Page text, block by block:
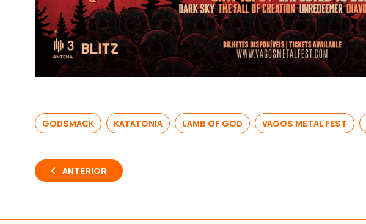
GODSMACK KATATONIA LAMB OF GOD VAGOS METAL FEST
ANTERIOR